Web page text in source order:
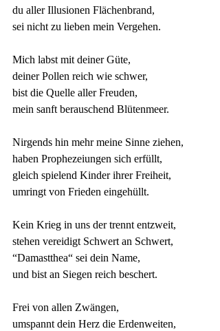
du aller Illusionen Flächenbrand,
sei nicht zu lieben mein Vergehen.
Mich labst mit deiner Güte,
deiner Pollen reich wie schwer,
bist die Quelle aller Freuden,
mein sanft berauschend Blütenmeer.
Nirgends hin mehr meine Sinne ziehen,
haben Prophezeiungen sich erfüllt,
gleich spielend Kinder ihrer Freiheit,
umringt von Frieden eingehüllt.
Kein Krieg in uns der trennt entzweit,
stehen vereidigt Schwert an Schwert,
“Damastthea“ sei dein Name,
und bist an Siegen reich beschert.
Frei von allen Zwängen,
umspannt dein Herz die Erdenweiten,